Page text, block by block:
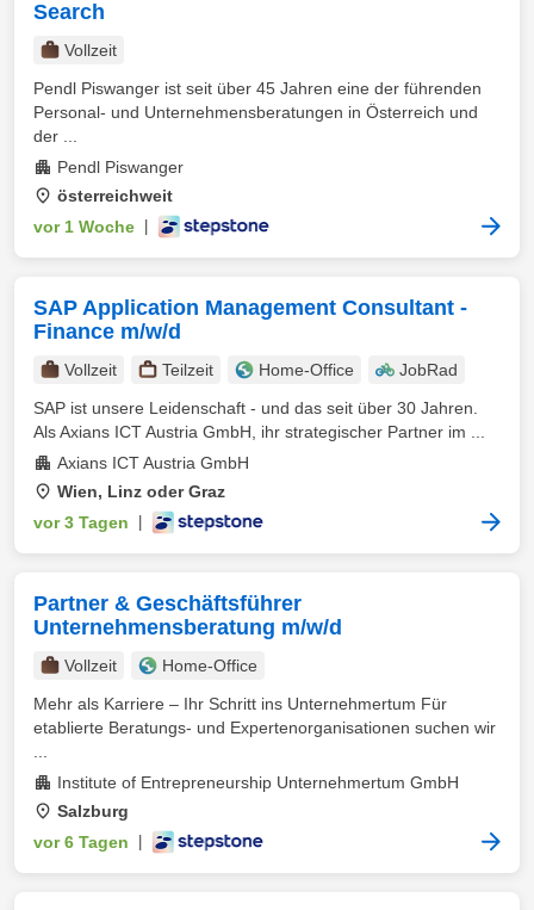
Search
Vollzeit
Pendl Piswanger ist seit über 45 Jahren eine der führenden
Personal- und Unternehmensberatungen in Österreich und
der ...
Pendl Piswanger
österreichweit
vor 1 Woche
SAP Application Management Consultant -
Finance m/w/d
Vollzeit Teilzeit Home-Office
JobRad
SAP ist unsere Leidenschaft - und das seit über 30 Jahren.
Als Axians ICT Austria GmbH, ihr strategischer Partner im ...
Axians ICT Austria GmbH
Wien, Linz oder Graz
vor 3 Tagen
Partner & Geschäftsführer
Unternehmensberatung m/w/d
Vollzeit
Home-Office
Mehr als Karriere – Ihr Schritt ins Unternehmertum Für
etablierte Beratungs- und Expertenorganisationen suchen wir
Institute of Entrepreneurship Unternehmertum GmbH
Salzburg
vor 6 Tagen